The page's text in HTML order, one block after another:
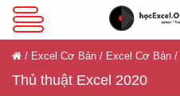
VBA Excel
Excel Cơ Bản
Excel Cơ Bản Excel Cơ Bản
Thủ thuật Excel 2020